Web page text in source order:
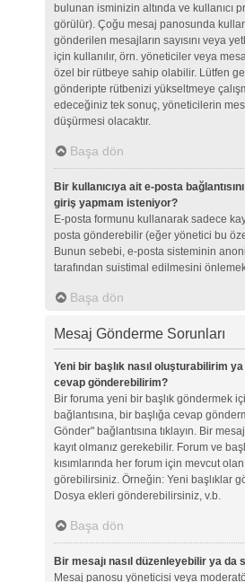
bulunan isminizin altında ve kullanıcı
görülür). Çoğu mesaj panosunda
gönderilen mesajların sayısını veya
için kullanılır, örn. yöneticiler veya
özel bir rütbeye sahip olabilir. Lütfen
gönderipte rütbenizi yükseltmeye
edeceğiniz tek sonuç, yöneticilerin
düşürmesi olacaktır.
Başa dön
Bir kullanıcıya ait e-posta
giriş yapmam isteniyor?
E-posta formunu kullanarak sadece
posta gönderebilir (eğer yönetici bu
Bunun sebebi, e-posta sisteminin
tarafından suistimal edilmesini
Başa dön
Mesaj Gönderme Sorunları
Yeni bir başlık nasıl oluşturabilirim ya
cevap gönderebilirim?
Bir foruma yeni bir başlık göndermek
bağlantısına, bir başlığa cevap
Gönder" bağlantısına tıklayın. Bir
kayıt olmanız gerekebilir. Forum ve
kısımlarında her forum için mevcut
görebilirsiniz. Örneğin: Yeni başlıklar
Dosya ekleri gönderebilirsiniz, v.b.
Başa dön
Bir mesajı nasıl düzenleyebilir ya da
Mesaj panosu yöneticisi veya